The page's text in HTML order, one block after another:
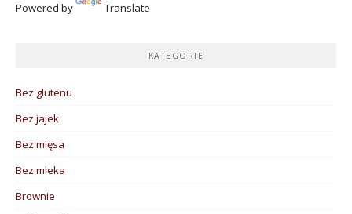
Powered by Translate
KATEGORIE
Bez glutenu
Bez jajek
Bez mięsa
Bez mleka
Brownie